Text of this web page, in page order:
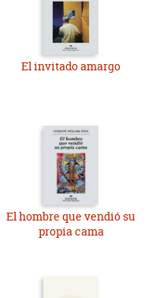
El invitado amargo
El hombre que vendió su
propia cama